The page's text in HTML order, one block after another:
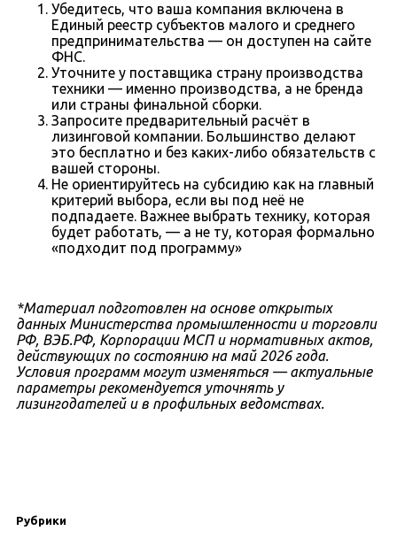
Убедитесь, что ваша компания включена в
Единый реестр субъектов малого и среднего
предпринимательства — он доступен на сайте
ФНС.
Уточните у поставщика страну производства
техники — именно производства, а не бренда
или страны финальной сборки.
Запросите предварительный расчёт в
лизинговой компании. Большинство делают
это бесплатно и без каких-либо обязательств с
вашей стороны.
Не ориентируйтесь на субсидию как на главный
критерий выбора, если вы под неё не
подпадаете. Важнее выбрать технику, которая
будет работать, — а не ту, которая формально
«подходит под программу»
*Материал подготовлен на основе открытых
данных Министерства промышленности и торговли
РФ, ВЭБ.РФ, Корпорации МСП и нормативных актов,
действующих по состоянию на май 2026 года.
Условия программ могут изменяться — актуальные
параметры рекомендуется уточнять у
лизингодателей и в профильных ведомствах.
Рубрики